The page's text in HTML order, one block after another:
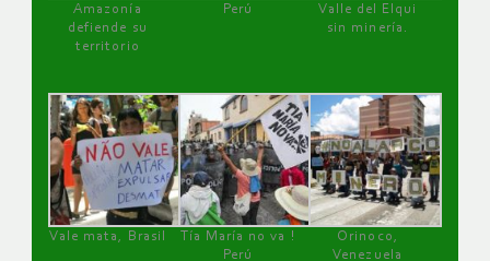
Amazonía
defiende su
territorio
Perú
Valle del Elqui
sin minería.
Vale mata, Brasil
Tía María no va !
Perú
Orinoco,
Venezuela